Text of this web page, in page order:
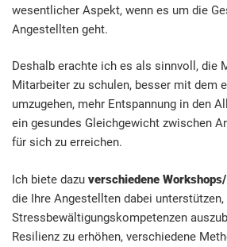
wesentlicher Aspekt, wenn es um die
Angestellten geht.
Deshalb erachte ich es als sinnvoll, die
Mitarbeiter zu schulen, besser mit dem
umzugehen, mehr Entspannung in den
ein gesundes Gleichgewicht zwischen
für sich zu erreichen.
Ich biete dazu verschiedene
die Ihre Angestellten dabei unterstützen,
Stressbewältigungskompetenzen
Resilienz zu erhöhen, verschiedene